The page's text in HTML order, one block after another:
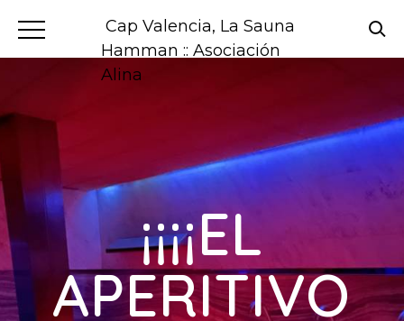
Cap Valencia, La Sauna
Hamman :: Asociación
Alina
¡¡¡¡EL
APERITIVO